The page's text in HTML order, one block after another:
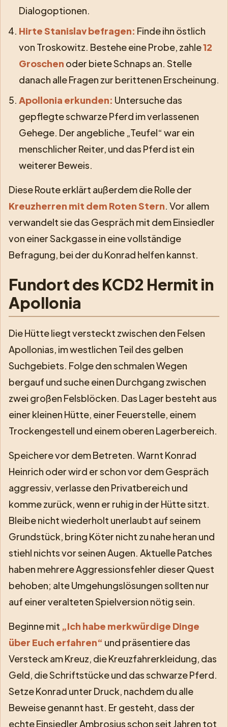
Dialogoptionen.
Hirte Stanislav befragen: Finde ihn östlich
von Troskowitz. Bestehe eine Probe, zahle12
Groschen oder biete Schnaps an. Stelle
danach alle Fragen zur berittenen Erscheinung.
Apollonia erkunden: Untersuche das
gepflegte schwarze Pferd im verlassenen
Gehege. Der angebliche „Teufel“ war ein
menschlicher Reiter, und das Pferd ist ein
weiterer Beweis.
Diese Route erklärt außerdem die Rolle der
Kreuzherren mit dem Roten Stern. Vor allem
verwandelt sie das Gespräch mit dem Einsiedler
von einer Sackgasse in eine vollständige
Befragung, bei der du Konrad helfen kannst.
Fundort des KCD2 Hermit in
Apollonia
Die Hütte liegt versteckt zwischen den Felsen
Apollonias, im westlichen Teil des gelben
Suchgebiets. Folge den schmalen Wegen
bergauf und suche einen Durchgang zwischen
zwei großen Felsblöcken. Das Lager besteht aus
einer kleinen Hütte, einer Feuerstelle, einem
Trockengestell und einem oberen Lagerbereich.
Speichere vor dem Betreten. Warnt Konrad
Heinrich oder wird er schon vor dem Gespräch
aggressiv, verlasse den Privatbereich und
komme zurück, wenn er ruhig in der Hütte sitzt.
Bleibe nicht wiederholt unerlaubt auf seinem
Grundstück, bring Köter nicht zu nahe heran und
stiehl nichts vor seinen Augen. Aktuelle Patches
haben mehrere Aggressionsfehler dieser Quest
behoben; alte Umgehungslösungen sollten nur
auf einer veralteten Spielversion nötig sein.
Beginne mit „Ich habe merkwürdige Dinge
über Euch erfahren“ und präsentiere das
Versteck am Kreuz, die Kreuzfahrerkleidung, das
Geld, die Schriftstücke und das schwarze Pferd.
Setze Konrad unter Druck, nachdem du alle
Beweise genannt hast. Er gesteht, dass der
echte Einsiedler Ambrosius schon seit Jahren tot